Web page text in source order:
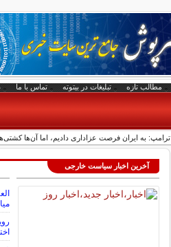
مطالب تازه تبلیغات در بیتوته تماس با ما
ترامپ: به ایران فرصت عزاداری دادیم، اما آن‌ها
آخرین اخبار سیاست خارجی